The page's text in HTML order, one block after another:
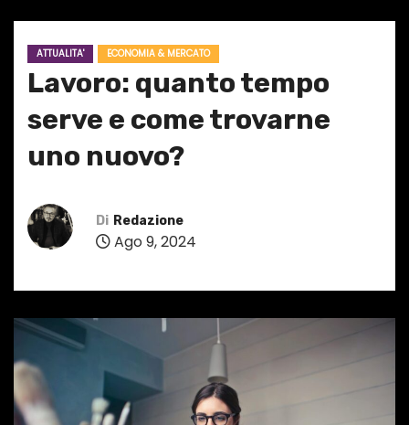
ATTUALITA' ECONOMIA & MERCATO
Lavoro: quanto tempo
serve e come trovarne
uno nuovo?
Di Redazione
Ago 9, 2024